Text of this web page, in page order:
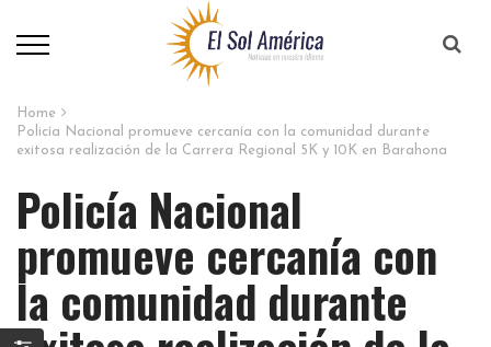
Home
Policía Nacional promueve cercanía con la comunidad durante
exitosa realización de la Carrera Regional 5K y 10K en Barahona
Policía Nacional
promueve cercanía con
la comunidad durante